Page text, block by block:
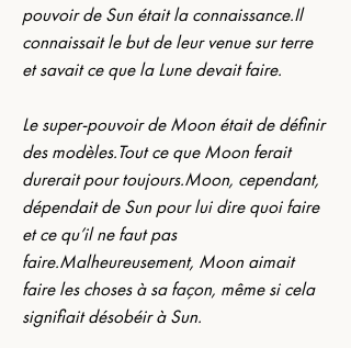
pouvoir de Sun était la connaissance.Il
connaissait le but de leur venue sur terre
et savait ce que la Lune devait faire.
Le super-pouvoir de Moon était de définir
des modèles.Tout ce que Moon ferait
durerait pour toujours.Moon, cependant,
dépendait de Sun pour lui dire quoi faire
et ce qu’il ne faut pas
faire.Malheureusement, Moon aimait
faire les choses à sa façon, même si cela
signifiait désobéir à Sun.